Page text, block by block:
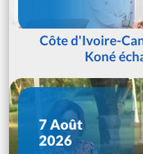
Côte d'Ivoire-
Koné
7 Août
2026